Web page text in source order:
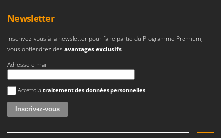
Wolf Garten
Wortex
Worx
Y Yard Force
Zanon
Newsletter
Inscrivez-vous à la newsletter pour faire partie du Programme Premium,
vous obtiendrez des avantages exclusifs.
Adresse e-mail
Une erreur est survenue
Accetto la traitement des données personnelles